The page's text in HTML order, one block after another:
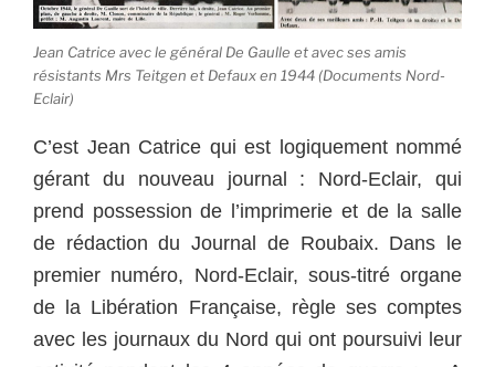
Jean Catrice avec le général De Gaulle et avec ses amis
résistants Mrs Teitgen et Defaux en 1944 (Documents Nord-
Eclair)
C’est Jean Catrice qui est logiquement nommé
gérant du nouveau journal : Nord-Eclair, qui
prend possession de l’imprimerie et de la salle
de rédaction du Journal de Roubaix. Dans le
premier numéro, Nord-Eclair, sous-titré organe
de la Libération Française, règle ses comptes
avec les journaux du Nord qui ont poursuivi leur